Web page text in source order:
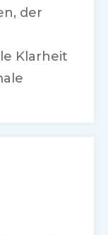
der
Klarheit